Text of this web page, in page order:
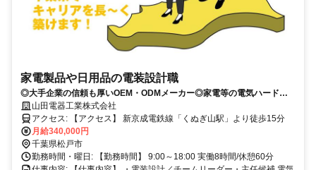
家電製品や日用品の電装設計職
◎大手企業の信頼も厚いOEM・ODMメーカー◎家電等の電気ハード設
計・マネジメント経験を活かしてステップアップ◎完全週休2日(土日祝)/
年間休日121日♪
山田電器工業株式会社
アクセス: 【アクセス】 新京成電鉄線「くぬぎ山駅」より徒歩15分
月給340,000円
千葉県松戸市
勤務時間・曜日: 【勤務時間】 9:00～18:00 実働8時間/休憩60分